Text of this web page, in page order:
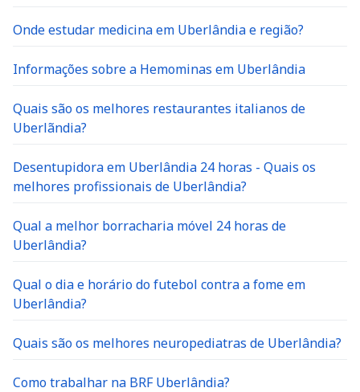
Onde estudar medicina em Uberlândia e região?
Informações sobre a Hemominas em Uberlândia
Quais são os melhores restaurantes italianos de
Uberlãndia?
Desentupidora em Uberlândia 24 horas - Quais os
melhores profissionais de Uberlândia?
Qual a melhor borracharia móvel 24 horas de
Uberlândia?
Qual o dia e horário do futebol contra a fome em
Uberlândia?
Quais são os melhores neuropediatras de Uberlândia?
Como trabalhar na BRF Uberlândia?